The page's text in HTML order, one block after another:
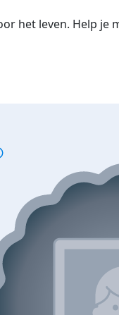
het leven. Help je